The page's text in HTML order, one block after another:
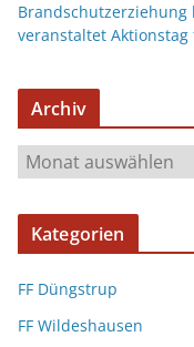
Brandschutzerziehung
veranstaltet
Archiv
Kategorien
FF Düngstrup
FF Wildeshausen